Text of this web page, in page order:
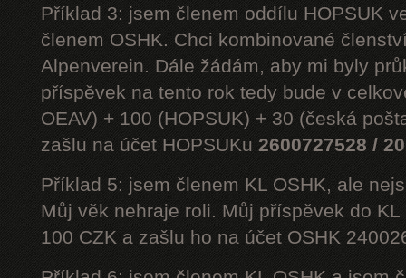
Příklad 3: jsem členem oddílu HOPSUK
členem OSHK. Chci kombinované
Alpenverein. Dále žádám, aby mi byly
příspěvek na tento rok tedy bude v
OEAV) + 100 (HOPSUK) + 30 (česká
zašlu na účet HOPSUKu 2600727528 /
Příklad 5: jsem členem KL OSHK, ale
Můj věk nehraje roli. Můj příspěvek do
100 CZK a zašlu ho na účet OSHK